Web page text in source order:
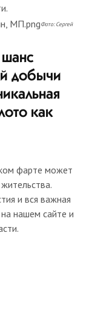
Фото: Сергей
добычи
как
фарте может
и вся важная
нашем сайте и